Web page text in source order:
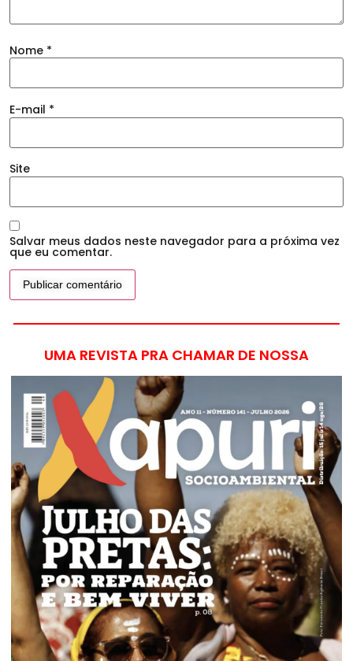
Nome *
E-mail *
Site
Salvar meus dados neste navegador para a próxima vez
que eu comentar.
UMA REVISTA PRA CHAMAR DE NOSSA